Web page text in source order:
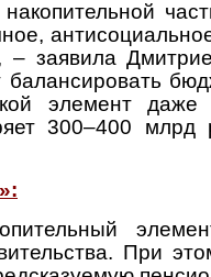
заявила
балансировать
элемент
300–400 млрд
При